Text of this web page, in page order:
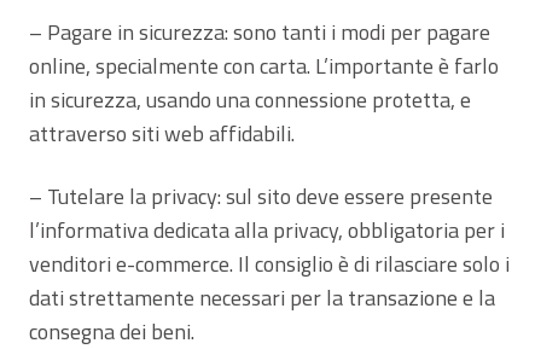
– Pagare in sicurezza: sono tanti i modi per pagare
online, specialmente con carta. L’importante è farlo
in sicurezza, usando una connessione protetta, e
attraverso siti web affidabili.
– Tutelare la privacy: sul sito deve essere presente
l’informativa dedicata alla privacy, obbligatoria per i
venditori e-commerce. Il consiglio è di rilasciare solo i
dati strettamente necessari per la transazione e la
consegna dei beni.